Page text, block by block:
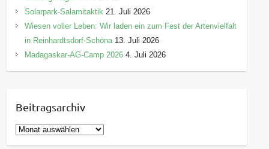
Solarpark-Salamitaktik 21. Juli 2026
Wiesen voller Leben: Wir laden ein zum Fest der Artenvielfalt
in Reinhardtsdorf-Schöna 13. Juli 2026
Madagaskar-AG-Camp 2026 4. Juli 2026
Beitragsarchiv
B
e